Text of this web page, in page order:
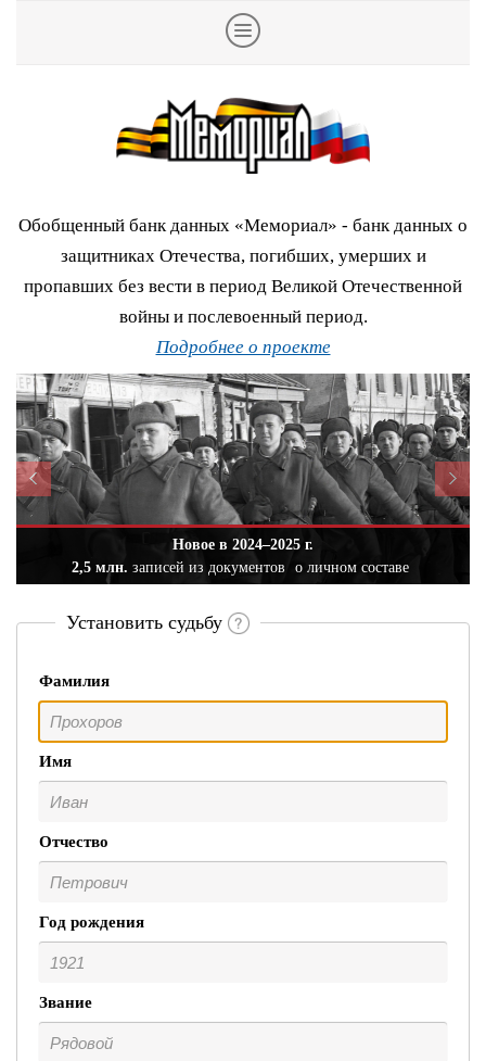
Обобщенный банк данных «Мемориал» - банк данных о
защитниках Отечества, погибших, умерших и
пропавших без вести в период Великой Отечественной
войны и послевоенный период.
Подробнее о проекте
Новое в 2024–2025 г.
2,5 млн. записей из документов о личном составе
Установить судьбу
Фамилия
Имя
Отчество
Год рождения
Звание